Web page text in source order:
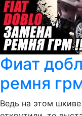
Фиат
ремня
Ведь на этом